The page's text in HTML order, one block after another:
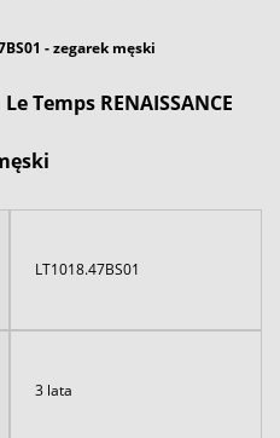
- zegarek męski
Temps RENAISSANCE
LT1018.47BS01
3 lata